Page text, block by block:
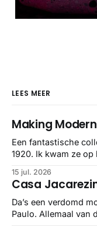
LEES MEER
Making
Een fantastische
1920. Ik kwam ze
gebundeld in een:
stuk netter
minstens
15 jul. 2026
Casa
Da’s een verdomd
Paulo. Allemaal van